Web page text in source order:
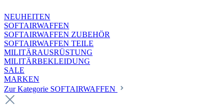
NEUHEITEN
SOFTAIRWAFFEN
SOFTAIRWAFFEN ZUBEHÖR
SOFTAIRWAFFEN TEILE
MILITÄRAUSRÜSTUNG
MILITÄRBEKLEIDUNG
SALE
MARKEN
Zur Kategorie SOFTAIRWAFFEN